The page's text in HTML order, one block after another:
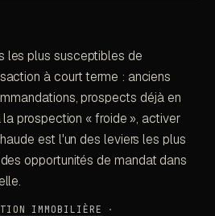
les plus susceptibles de
à court terme : anciens
prospects déjà en
prospection « froide », activer
est l'un des leviers les plus
opportunités de mandat dans
IMMOBILIÈRE
·